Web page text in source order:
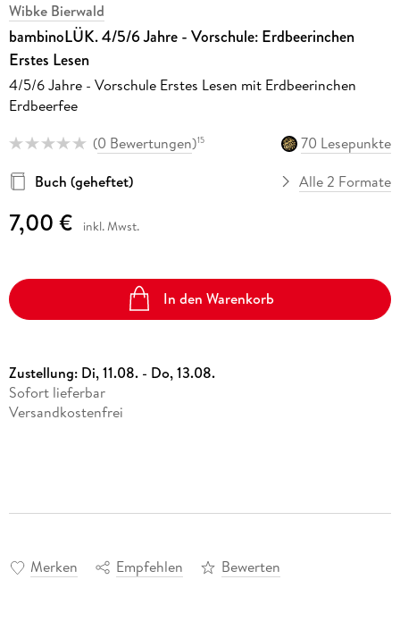
Wibke Bierwald
bambinoLÜK. 4/5/6 Jahre - Vorschule: Erdbeerinchen
Erstes Lesen
4/5/6 Jahre - Vorschule Erstes Lesen mit Erdbeerinchen
Erdbeerfee
(0 Bewertungen)15
70 Lesepunkte
Buch (geheftet)
Alle 2 Formate
7,00 € inkl. Mwst.
In den Warenkorb
Zustellung: Di, 11.08. - Do, 13.08.
Sofort lieferbar
Versandkostenfrei
Merken Empfehlen Bewerten